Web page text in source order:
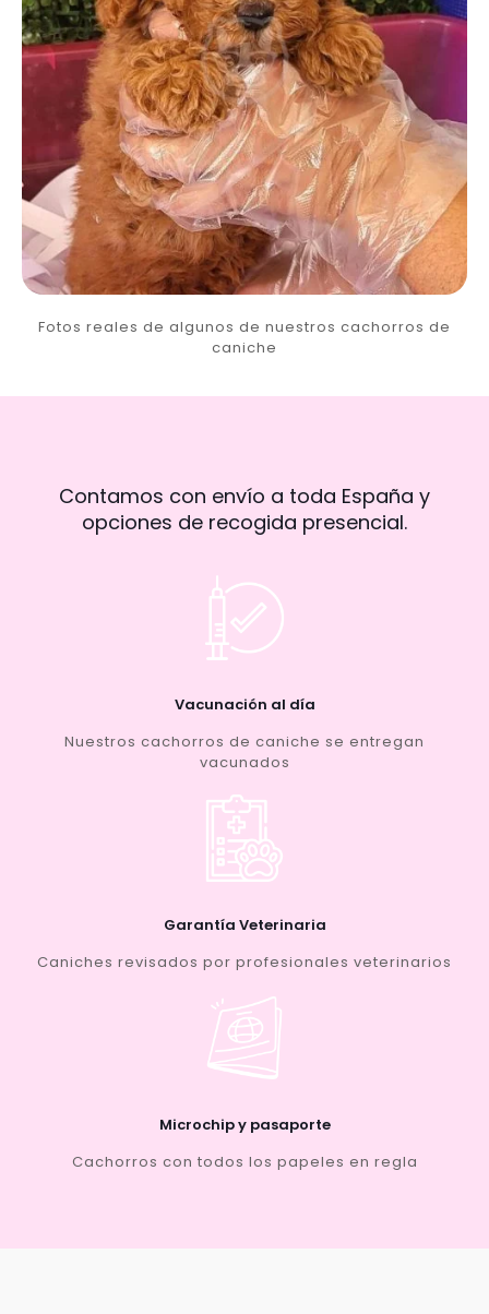
Fotos reales de algunos de nuestros cachorros de
caniche
Contamos con envío a toda España y
opciones de recogida presencial.
Vacunación al día
Nuestros cachorros de caniche se entregan
vacunados
Garantía Veterinaria
Caniches revisados por profesionales veterinarios
Microchip y pasaporte
Cachorros con todos los papeles en regla